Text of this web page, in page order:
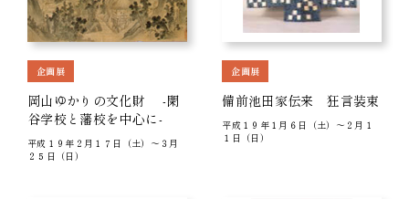
企画展
岡山ゆかりの文化財 -閑
谷学校と藩校を中心に-
平成１９年２月１７日（土）～３月
２５日（日）
企画展
備前池田家伝来 狂言装束
平成１９年１月６日（土）～２月１
１日（日）